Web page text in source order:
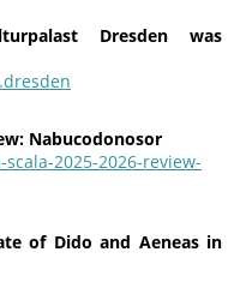
Dresden was
Nabucodonosor
2025-2026-review-
of Dido and Aeneas in